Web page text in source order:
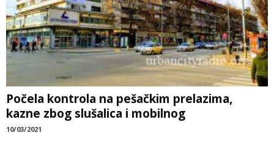
Počela kontrola na pešačkim prelazima,
kazne zbog slušalica i mobilnog
10/03/2021